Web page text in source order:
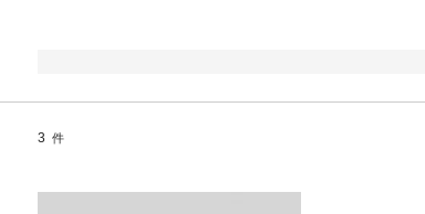
3 件